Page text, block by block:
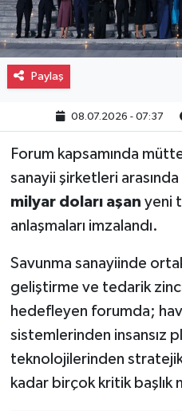
Paylaş
08.07.2026 - 07:37
Forum kapsamında
sanayii şirketleri
milyar doları aşan yeni
anlaşmaları imzalandı.
Savunma sanayiinde
geliştirme ve tedarik
hedefleyen forumda;
sistemlerinden insansız
teknolojilerinden
kadar birçok kritik başlık